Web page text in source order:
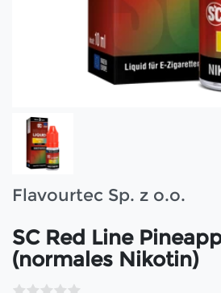
Flavourtec Sp. z o.o.
SC Red Line
(normales Nikotin)